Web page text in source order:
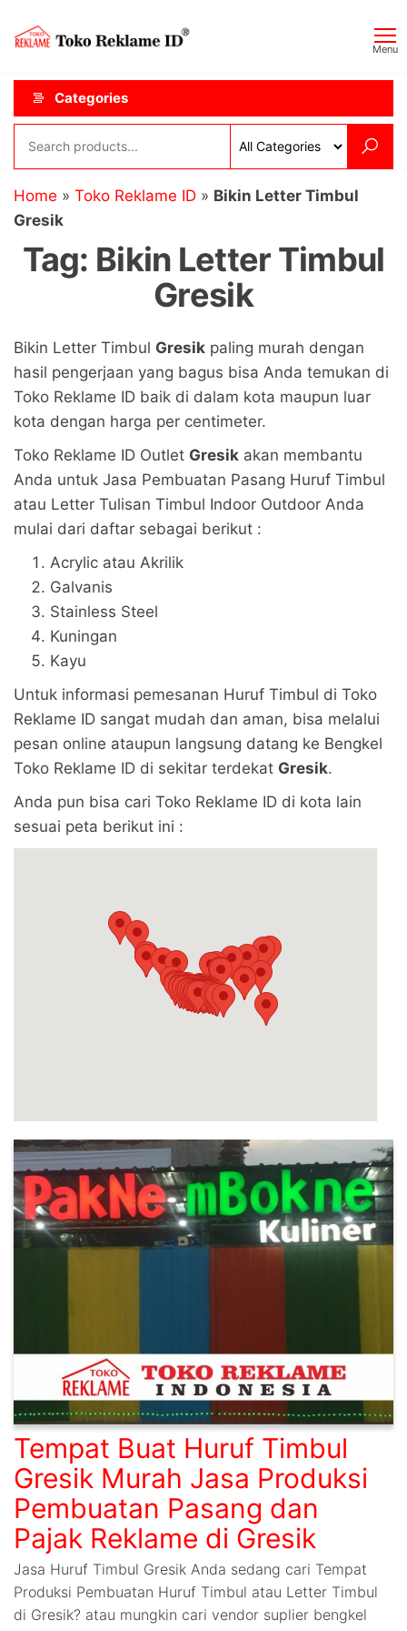
content
ID
Menu
Categories
Home » Toko Reklame ID » Bikin Letter Timbul
Gresik
Tag: Bikin Letter Timbul
Gresik
Bikin Letter Timbul Gresik paling murah dengan
hasil pengerjaan yang bagus bisa Anda temukan di
Toko Reklame ID baik di dalam kota maupun luar
kota dengan harga per centimeter.
Toko Reklame ID Outlet Gresik akan membantu
Anda untuk Jasa Pembuatan Pasang Huruf Timbul
atau Letter Tulisan Timbul Indoor Outdoor Anda
mulai dari daftar sebagai berikut :
Acrylic atau Akrilik
Galvanis
Stainless Steel
Kuningan
Kayu
Untuk informasi pemesanan Huruf Timbul di Toko
Reklame ID sangat mudah dan aman, bisa melalui
pesan online ataupun langsung datang ke Bengkel
Toko Reklame ID di sekitar terdekat Gresik.
Anda pun bisa cari Toko Reklame ID di kota lain
sesuai peta berikut ini :
Tempat Buat Huruf Timbul
Gresik Murah Jasa Produksi
Pembuatan Pasang dan
Pajak Reklame di Gresik
Jasa Huruf Timbul Gresik Anda sedang cari Tempat
Produksi Pembuatan Huruf Timbul atau Letter Timbul
di Gresik? atau mungkin cari vendor suplier bengkel